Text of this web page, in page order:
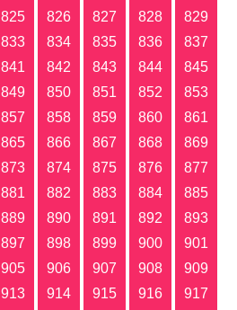
825 826 827 828
829
833 834 835 836
837
841 842 843 844
845
849 850 851 852
853
857 858 859 860
861
865 866 867 868
869
873 874 875 876
877
881 882 883 884
885
889 890 891 892
893
897 898 899 900
901
905 906 907 908
909
913 914 915 916
917